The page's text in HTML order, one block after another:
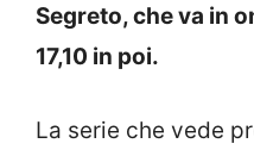
Segreto, che va in
17,10 in poi.
La serie che vede